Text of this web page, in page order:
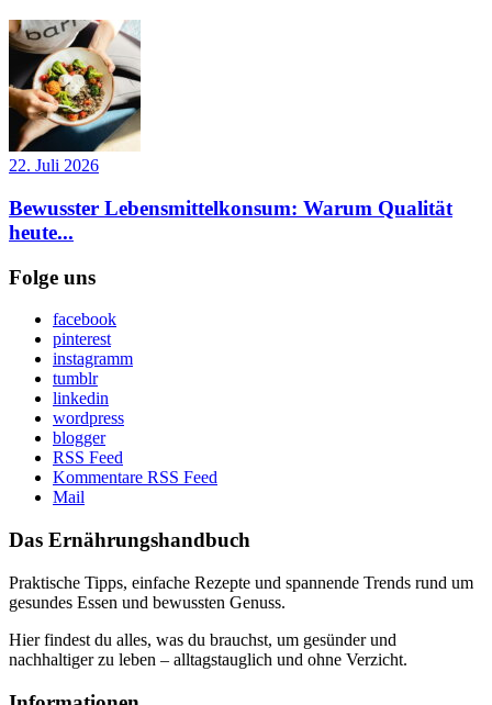
22. Juli 2026
Bewusster Lebensmittelkonsum: Warum Qualität
heute...
Folge uns
facebook
pinterest
instagramm
tumblr
linkedin
wordpress
blogger
RSS Feed
Kommentare RSS Feed
Mail
Das Ernährungshandbuch
Praktische Tipps, einfache Rezepte und spannende Trends rund um
gesundes Essen und bewussten Genuss.
Hier findest du alles, was du brauchst, um gesünder und
nachhaltiger zu leben – alltagstauglich und ohne Verzicht.